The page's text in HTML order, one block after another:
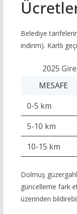
Belediye
indirim). Kartlı
2025
MESAFE
0-5 km
5-10 km
10-15 km
Dolmuş
güncelleme fark
üzerinden